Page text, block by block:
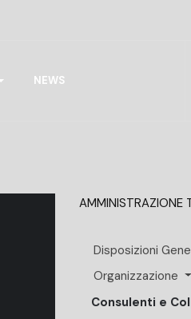
NEWS
AMMINISTRAZIONE
Disposizioni
Organizzazione
Consulenti e